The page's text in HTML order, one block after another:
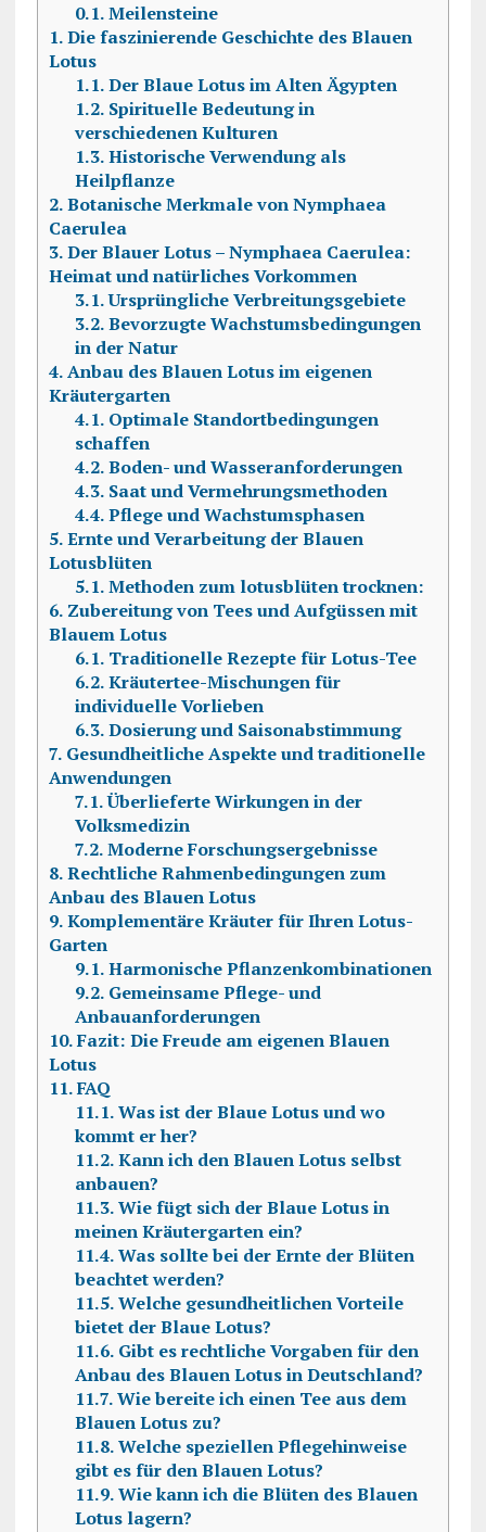
0.1.Meilensteine
1.Die faszinierende Geschichte des Blauen
Lotus
1.1.Der Blaue Lotus im Alten Ägypten
1.2.Spirituelle Bedeutung in
verschiedenen Kulturen
1.3.Historische Verwendung als
Heilpflanze
2.Botanische Merkmale von Nymphaea
Caerulea
3.Der Blauer Lotus – Nymphaea Caerulea:
Heimat und natürliches Vorkommen
3.1.Ursprüngliche Verbreitungsgebiete
3.2.Bevorzugte Wachstumsbedingungen
in der Natur
4.Anbau des Blauen Lotus im eigenen
Kräutergarten
4.1.Optimale Standortbedingungen
schaffen
4.2.Boden- und Wasseranforderungen
4.3.Saat und Vermehrungsmethoden
4.4.Pflege und Wachstumsphasen
5.Ernte und Verarbeitung der Blauen
Lotusblüten
5.1.Methoden zum lotusblüten trocknen:
6.Zubereitung von Tees und Aufgüssen mit
Blauem Lotus
6.1.Traditionelle Rezepte für Lotus-Tee
6.2.Kräutertee-Mischungen für
individuelle Vorlieben
6.3.Dosierung und Saisonabstimmung
7.Gesundheitliche Aspekte und traditionelle
Anwendungen
7.1.Überlieferte Wirkungen in der
Volksmedizin
7.2.Moderne Forschungsergebnisse
8.Rechtliche Rahmenbedingungen zum
Anbau des Blauen Lotus
9.Komplementäre Kräuter für Ihren Lotus-
Garten
9.1.Harmonische Pflanzenkombinationen
9.2.Gemeinsame Pflege- und
Anbauanforderungen
10.Fazit: Die Freude am eigenen Blauen
Lotus
11.FAQ
11.1.Was ist der Blaue Lotus und wo
kommt er her?
11.2.Kann ich den Blauen Lotus selbst
anbauen?
11.3.Wie fügt sich der Blaue Lotus in
meinen Kräutergarten ein?
11.4.Was sollte bei der Ernte der Blüten
beachtet werden?
11.5.Welche gesundheitlichen Vorteile
bietet der Blaue Lotus?
11.6.Gibt es rechtliche Vorgaben für den
Anbau des Blauen Lotus in Deutschland?
11.7.Wie bereite ich einen Tee aus dem
Blauen Lotus zu?
11.8.Welche speziellen Pflegehinweise
gibt es für den Blauen Lotus?
11.9.Wie kann ich die Blüten des Blauen
Lotus lagern?